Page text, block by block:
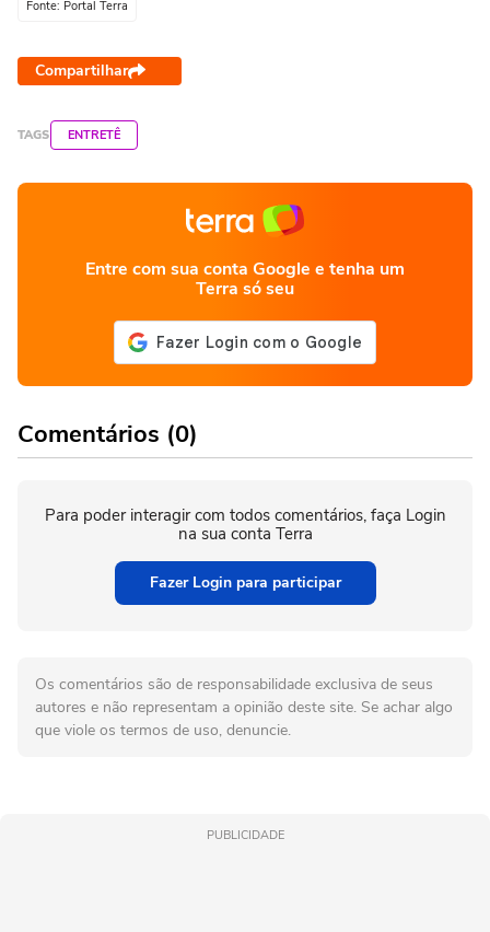
Fonte: Portal Terra
Compartilhar
TAGS ENTRETÊ
Entre com sua conta Google e tenha um
Terra só seu
Comentários (0)
Para poder interagir com todos comentários, faça Login
na sua conta Terra
Fazer Login para participar
Os comentários são de responsabilidade exclusiva de seus
autores e não representam a opinião deste site. Se achar algo
que viole os termos de uso, denuncie.
PUBLICIDADE